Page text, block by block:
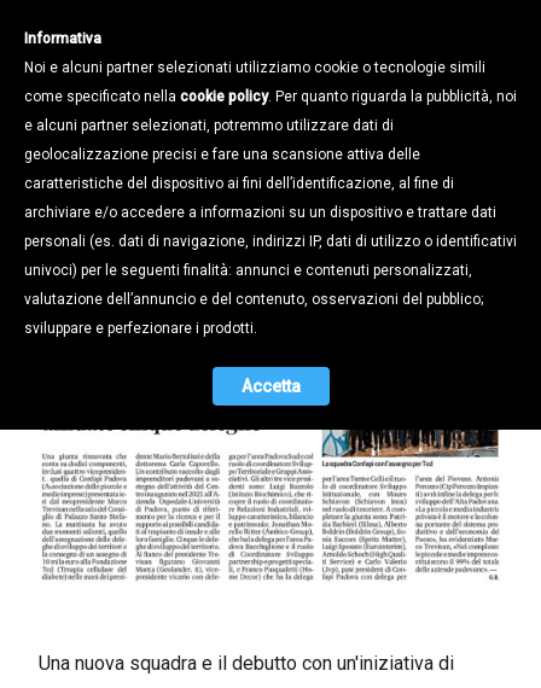
Stampa e Territorio /
IL NUOVO ASSETTO DI CONFAPI SU
GIORNALI, TIVU' E SITI
D'INFORMAZIONE
28.01.2025
Una nuova squadra e il debutto con un'iniziativa di
Informativa
Noi e alcuni partner selezionati utilizziamo cookie o tecnologie simili
come specificato nella cookie policy. Per quanto riguarda la pubblicità, noi
e alcuni partner selezionati, potremmo utilizzare dati di
geolocalizzazione precisi e fare una scansione attiva delle
caratteristiche del dispositivo ai fini dell’identificazione, al fine di
archiviare e/o accedere a informazioni su un dispositivo e trattare dati
personali (es. dati di navigazione, indirizzi IP, dati di utilizzo o identificativi
univoci) per le seguenti finalità: annunci e contenuti personalizzati,
valutazione dell’annuncio e del contenuto, osservazioni del pubblico;
sviluppare e perfezionare i prodotti.
Accetta